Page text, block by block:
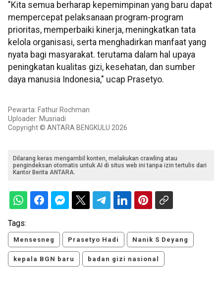
"Kita semua berharap kepemimpinan yang baru dapat
mempercepat pelaksanaan program-program
prioritas, memperbaiki kinerja, meningkatkan tata
kelola organisasi, serta menghadirkan manfaat yang
nyata bagi masyarakat. terutama dalam hal upaya
peningkatan kualitas gizi, kesehatan, dan sumber
daya manusia Indonesia," ucap Prasetyo.
Pewarta: Fathur Rochman
Uploader: Musriadi
Copyright © ANTARA BENGKULU 2026
Dilarang keras mengambil konten, melakukan crawling atau
pengindeksan otomatis untuk AI di situs web ini tanpa izin tertulis dari
Kantor Berita ANTARA.
Tags:
Mensesneg Prasetyo Hadi Nanik S Deyang
kepala BGN baru badan gizi nasional